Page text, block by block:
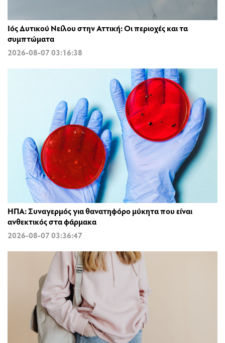
Ιός Δυτικού Νείλου στην Αττική: Οι περιοχές και τα
συμπτώματα
2026-08-07 03:16:38
ΗΠΑ: Συναγερμός για θανατηφόρο μύκητα που είναι
ανθεκτικός στα φάρμακα
2026-08-07 03:36:47